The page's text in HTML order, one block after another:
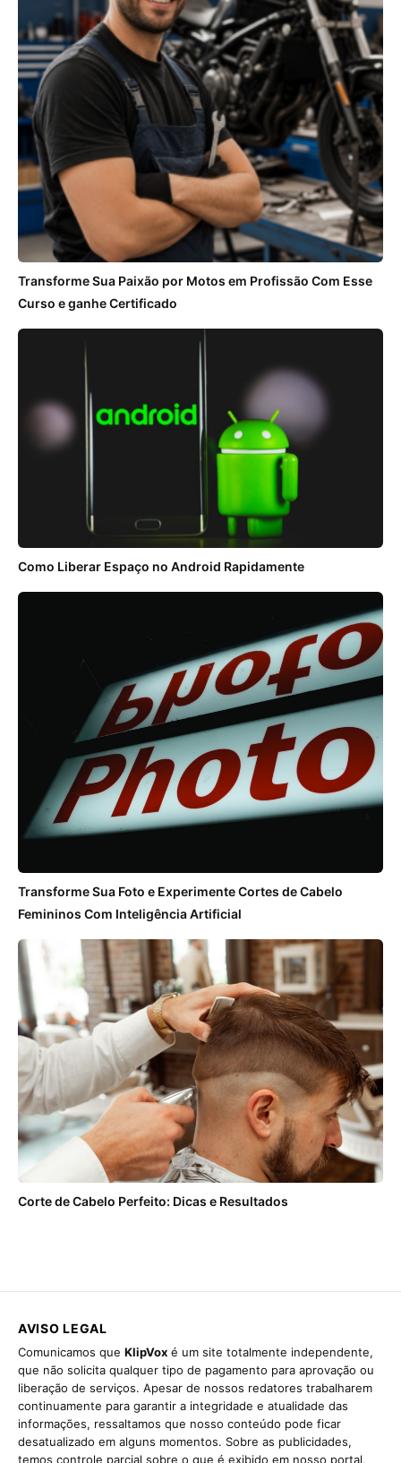
Transforme Sua Paixão por Motos em Profissão Com Esse
Curso e ganhe Certificado
Como Liberar Espaço no Android Rapidamente
Transforme Sua Foto e Experimente Cortes de Cabelo
Femininos Com Inteligência Artificial
Corte de Cabelo Perfeito: Dicas e Resultados
AVISO LEGAL
Comunicamos que KlipVox é um site totalmente independente,
que não solicita qualquer tipo de pagamento para aprovação ou
liberação de serviços. Apesar de nossos redatores trabalharem
continuamente para garantir a integridade e atualidade das
informações, ressaltamos que nosso conteúdo pode ficar
desatualizado em alguns momentos. Sobre as publicidades,
temos controle parcial sobre o que é exibido em nosso portal,